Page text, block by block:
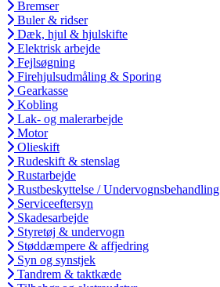
Bremser
Buler & ridser
Dæk, hjul & hjulskifte
Elektrisk arbejde
Fejlsøgning
Firehjulsudmåling & Sporing
Gearkasse
Kobling
Lak- og malerarbejde
Motor
Olieskift
Rudeskift & stenslag
Rustarbejde
Rustbeskyttelse / Undervognsbehandling
Serviceeftersyn
Skadesarbejde
Styretøj & undervogn
Støddæmpere & affjedring
Syn og synstjek
Tandrem & taktkæde